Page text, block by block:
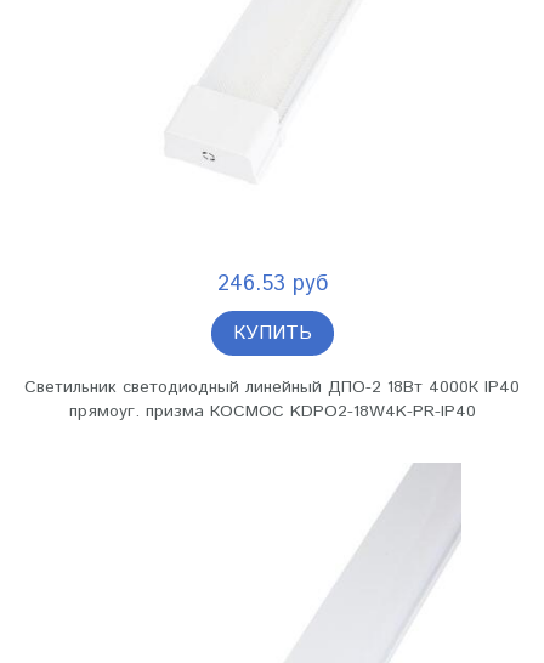
246.53 руб
КУПИТЬ
Светильник светодиодный линейный ДПО-2 18Вт 4000К IP40
прямоуг. призма КОСМОС KDPO2-18W4K-PR-IP40